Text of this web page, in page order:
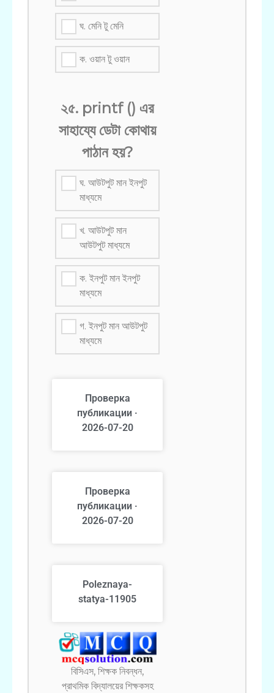
ঘ. মেনি টু মেনি
ক. ওয়ান টু ওয়ান
২৫. printf () এর
সাহায্যে ডেটা কোথায়
পাঠান হয়?
ঘ. আউটপুট মান ইনপুট
মাধ্যমে
খ. আউটপুট মান
আউটপুট মাধ্যমে
ক. ইনপুট মান ইনপুট
মাধ্যমে
গ. ইনপুট মান আউটপুট
মাধ্যমে
Проверка
публикации ·
2026-07-20
Проверка
публикации ·
2026-07-20
Poleznaya-
statya-11905
বিসিএস, শিক্ষক নিবন্ধন,
প্রাথমিক বিদ্যালয়ের শিক্ষকসহ